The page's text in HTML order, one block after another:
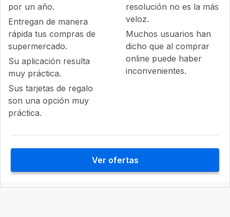
por un año.
Entregan de manera
rápida tus compras de
supermercado.
Su aplicación resulta
muy práctica.
Sus tarjetas de regalo
son una opción muy
práctica.
resolución no es la más
veloz.
Muchos usuarios han
dicho que al comprar
online puede haber
inconvenientes.
Ver ofertas